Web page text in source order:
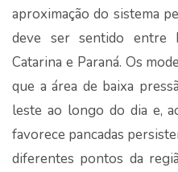
aproximação do sistema
deve ser sentido entre
Catarina e Paraná. Os
que a área de baixa
leste ao longo do dia e,
favorece pancadas
diferentes pontos da